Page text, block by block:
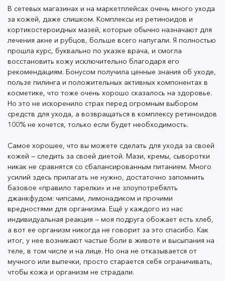
пилинга и положительных активных компонентах в
косметике, что тоже очень хорошо сказалось на
здоровье. Но это не искоренило страх перед
огромным выбором средств для ухода, а
возвращаться в комплексу ретиноидов 100% не
хочется, только если будет необходимость.
Самое хорошее, что вы можете сделать для ухода за
своей кожей — следить за своей диетой. Мази,
кремы, сыворотки никак не сравнятся со
сбалансированным питанием. Много усилий здесь
прилагать не нужно, достаточно запомнить базовое
«правило тарелки» и не злоупотребялть
джанкфудом: чипсами, лимонадиком и прочими
вредностями для организма. Ещё у каждого из нас
индивидуальная реакция — моя подруга обожает
есть хлеб, а вот ее организм никогда не говорит за
это спасибо. Как итог, у нее возникают частые боли в
животе и высыпания на теле, в том числе и на лице.
Но она не отказывается от мучного или выпечки,
просто старается себя ограничивать, чтобы кожа и
организм не страдали.
В сетевых магазинах и на маркетплейсах очень много ухода
за кожей, даже слишком. Комплексы из ретиноидов и
кортикостероидных мазей, которые обычно назначают для
лечения акне и рубцов, больше всего напугали. Я полностью
прошла курс, буквально по указке врача, и смогла
восстановить кожу исключительно благодаря его
рекомендациям. Бонусом получила ценные знания об уходе,
пользе пилинга и положительных активных компонентах в
косметике, что тоже очень хорошо сказалось на здоровье.
Но это не искоренило страх перед огромным выбором
средств для ухода, а возвращаться в комплексу ретиноидов
100% не хочется, только если будет необходимость.
Самое хорошее, что вы можете сделать для ухода за своей
кожей — следить за своей диетой. Мази, кремы, сыворотки
никак не сравнятся со сбалансированным питанием. Много
усилий здесь прилагать не нужно, достаточно запомнить
базовое «правило тарелки» и не злоупотребялть
джанкфудом: чипсами, лимонадиком и прочими
вредностями для организма. Ещё у каждого из нас
индивидуальная реакция — моя подруга обожает есть хлеб,
а вот ее организм никогда не говорит за это спасибо. Как
итог, у нее возникают частые боли в животе и высыпания на
теле, в том числе и на лице. Но она не отказывается от
мучного или выпечки, просто старается себя ограничивать,
чтобы кожа и организм не страдали.